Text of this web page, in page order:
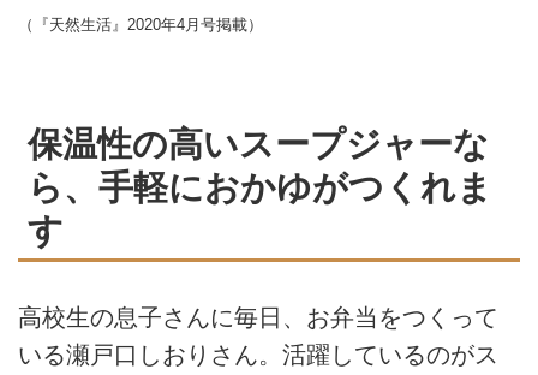
（『天然生活』2020年4月号掲載）
保温性の高いスープジャーな
ら、手軽におかゆがつくれま
す
高校生の息子さんに毎日、お弁当をつくって
いる瀬戸口しおりさん。活躍しているのがス